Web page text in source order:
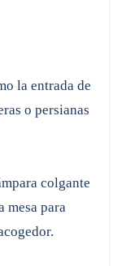
la entrada de
o persianas
colgante
mesa para